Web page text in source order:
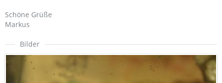
Schöne Grüße
Markus
Bilder